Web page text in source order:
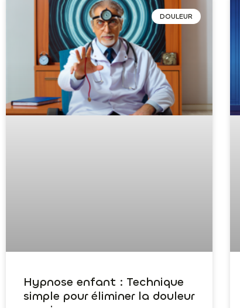
DOULEUR
Hypnose enfant : Technique
simple pour éliminer la douleur